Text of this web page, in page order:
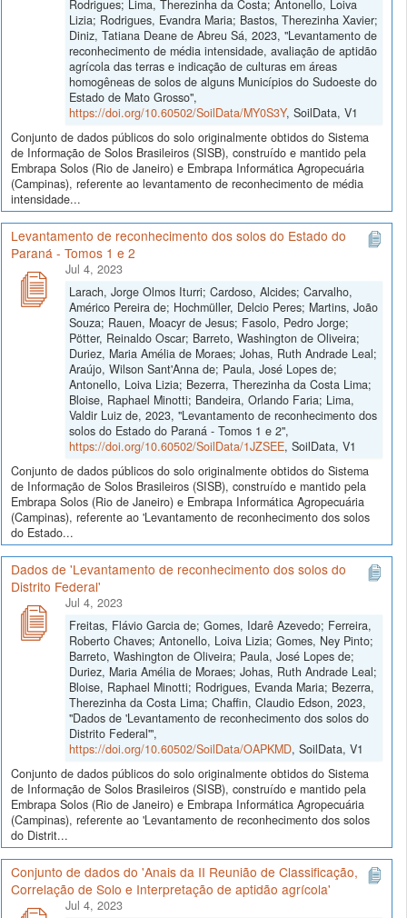
Rodrigues; Lima, Therezinha da Costa; Antonello, Loiva
Lizia; Rodrigues, Evandra Maria; Bastos, Therezinha Xavier;
Diniz, Tatiana Deane de Abreu Sá, 2023, "Levantamento de
reconhecimento de média intensidade, avaliação de aptidão
agrícola das terras e indicação de culturas em áreas
homogêneas de solos de alguns Municípios do Sudoeste do
Estado de Mato Grosso",
https://doi.org/10.60502/SoilData/MY0S3Y, SoilData, V1
Conjunto de dados públicos do solo originalmente obtidos do Sistema
de Informação de Solos Brasileiros (SISB), construído e mantido pela
Embrapa Solos (Rio de Janeiro) e Embrapa Informática Agropecuária
(Campinas), referente ao levantamento de reconhecimento de média
intensidade...
Levantamento de reconhecimento dos solos do Estado do
Paraná - Tomos 1 e 2
Jul 4, 2023
Larach, Jorge Olmos Iturri; Cardoso, Alcides; Carvalho,
Américo Pereira de; Hochmüller, Delcio Peres; Martins, João
Souza; Rauen, Moacyr de Jesus; Fasolo, Pedro Jorge;
Pötter, Reinaldo Oscar; Barreto, Washington de Oliveira;
Duriez, Maria Amélia de Moraes; Johas, Ruth Andrade Leal;
Araújo, Wilson Sant'Anna de; Paula, José Lopes de;
Antonello, Loiva Lizia; Bezerra, Therezinha da Costa Lima;
Bloise, Raphael Minotti; Bandeira, Orlando Faria; Lima,
Valdir Luiz de, 2023, "Levantamento de reconhecimento dos
solos do Estado do Paraná - Tomos 1 e 2",
https://doi.org/10.60502/SoilData/1JZSEE, SoilData, V1
Conjunto de dados públicos do solo originalmente obtidos do Sistema
de Informação de Solos Brasileiros (SISB), construído e mantido pela
Embrapa Solos (Rio de Janeiro) e Embrapa Informática Agropecuária
(Campinas), referente ao 'Levantamento de reconhecimento dos solos
do Estado...
Dados de 'Levantamento de reconhecimento dos solos do
Distrito Federal'
Jul 4, 2023
Freitas, Flávio Garcia de; Gomes, Idarê Azevedo; Ferreira,
Roberto Chaves; Antonello, Loiva Lizia; Gomes, Ney Pinto;
Barreto, Washington de Oliveira; Paula, José Lopes de;
Duriez, Maria Amélia de Moraes; Johas, Ruth Andrade Leal;
Bloise, Raphael Minotti; Rodrigues, Evanda Maria; Bezerra,
Therezinha da Costa Lima; Chaffin, Claudio Edson, 2023,
"Dados de 'Levantamento de reconhecimento dos solos do
Distrito Federal'",
https://doi.org/10.60502/SoilData/OAPKMD, SoilData, V1
Conjunto de dados públicos do solo originalmente obtidos do Sistema
de Informação de Solos Brasileiros (SISB), construído e mantido pela
Embrapa Solos (Rio de Janeiro) e Embrapa Informática Agropecuária
(Campinas), referente ao 'Levantamento de reconhecimento dos solos
do Distrit...
Conjunto de dados do 'Anais da II Reunião de Classificação,
Correlação de Solo e Interpretação de aptidão agrícola'
Jul 4, 2023